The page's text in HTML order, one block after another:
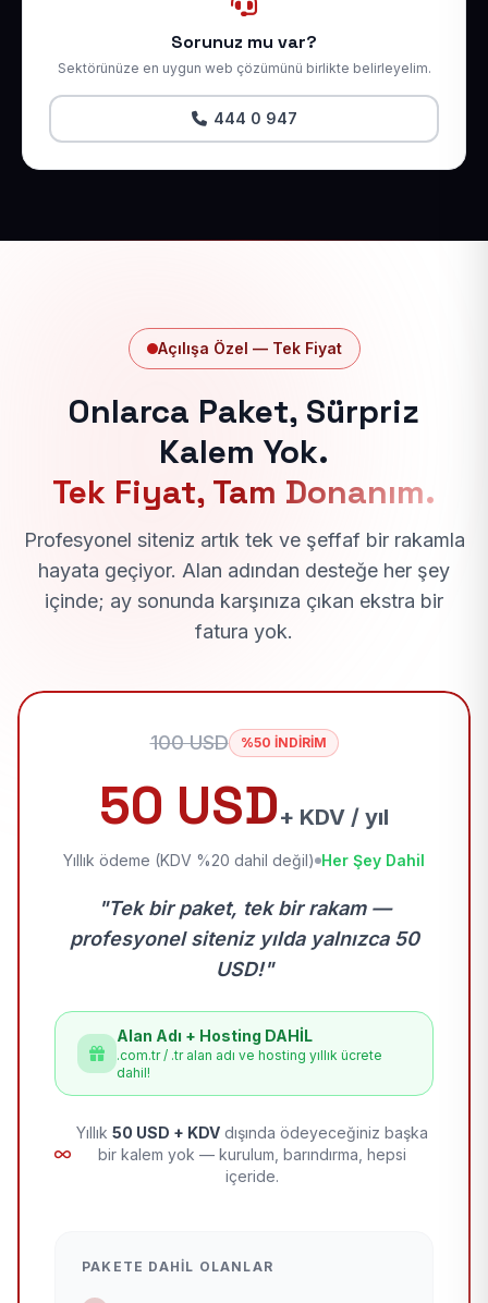
Sorunuz mu var?
Sektörünüze en uygun web çözümünü birlikte belirleyelim.
444 0 947
Açılışa Özel — Tek Fiyat
Onlarca Paket, Sürpriz
Kalem Yok.
Tek Fiyat, Tam Donanım.
Profesyonel siteniz artık tek ve şeffaf bir rakamla
hayata geçiyor. Alan adından desteğe her şey
içinde; ay sonunda karşınıza çıkan ekstra bir
fatura yok.
100 USD %50 İNDİRİM
50 USD+ KDV / yıl
Yıllık ödeme (KDV %20 dahil değil) Her Şey Dahil
"Tek bir paket, tek bir rakam —
profesyonel siteniz yılda yalnızca 50
USD!"
Alan Adı + Hosting DAHİL
.com.tr / .tr alan adı ve hosting yıllık ücrete
dahil!
Yıllık 50 USD + KDV dışında ödeyeceğiniz başka
bir kalem yok — kurulum, barındırma, hepsi
içeride.
PAKETE DAHIL OLANLAR